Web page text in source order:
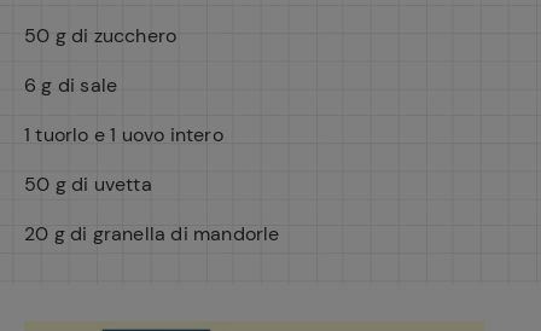
50 g di zucchero
6 g di sale
1 tuorlo e 1 uovo intero
50 g di uvetta
20 g di granella di mandorle